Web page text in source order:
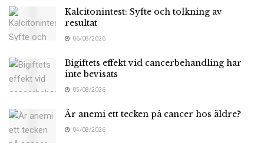
Kalcitonintest: Syfte och tolkning av
resultat
06/08/2026
Bigiftets effekt vid cancerbehandling har
inte bevisats
05/08/2026
Är anemi ett tecken på cancer hos äldre?
04/08/2026